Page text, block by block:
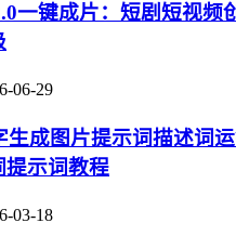
一键成片：短剧短视频
06-29
生成图片提示词描述词
提示词教程
03-18